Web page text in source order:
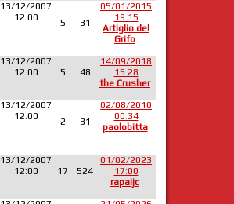
13/12/2007
12:00
5 31
05/01/2015
19:15
Artiglio del
Grifo
13/12/2007
12:00
5 48
14/09/2018
15:28
the Crusher
13/12/2007
12:00
2 31
02/08/2010
00:34
paolobitta
13/12/2007
12:00
17 524
01/02/2023
17:00
rapaijc